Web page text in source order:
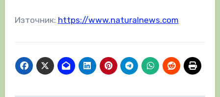
Източник: https://www.naturalnews.com